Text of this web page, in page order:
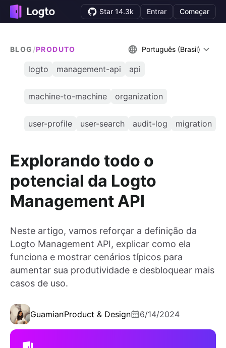
Star 14.3k Entrar Começar
BLOG /PRODUTO Português (Brasil)
logto management-api api
machine-to-machine organization
user-profile user-search audit-log migration
Explorando todo o
potencial da Logto
Management API
Neste artigo, vamos reforçar a definição da
Logto Management API, explicar como ela
funciona e mostrar cenários típicos para
aumentar sua produtividade e desbloquear mais
casos de uso.
GuamianProduct & Design 6/14/2024